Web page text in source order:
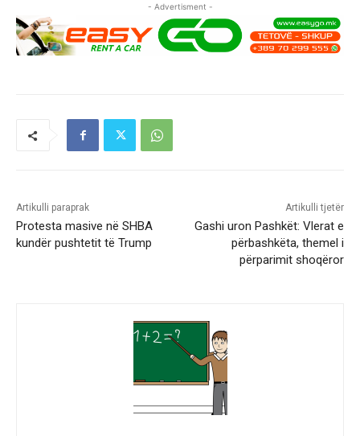
- Advertisment -
Artikulli paraprak
Protesta masive në SHBA
kundër pushtetit të Trump
Artikulli tjetër
Gashi uron Pashkët: Vlerat e
përbashkëta, themel i
përparimit shoqëror